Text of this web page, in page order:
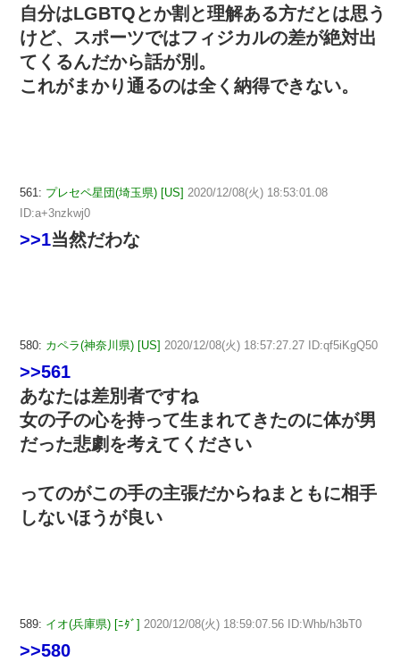
自分はLGBTQとか割と理解ある方だとは思う
けど、スポーツではフィジカルの差が絶対出
てくるんだから話が別。
これがまかり通るのは全く納得できない。
561: プレセペ星団(埼玉県) [US] 2020/12/08(火) 18:53:01.08
ID:a+3nzkwj0
>>1当然だわな
580: カペラ(神奈川県) [US] 2020/12/08(火) 18:57:27.27 ID:qf5iKgQ50
>>561
あなたは差別者ですね
女の子の心を持って生まれてきたのに体が男
だった悲劇を考えてください
ってのがこの手の主張だからねまともに相手
しないほうが良い
589: イオ(兵庫県) [ﾆﾀﾞ] 2020/12/08(火) 18:59:07.56 ID:Whb/h3bT0
>>580